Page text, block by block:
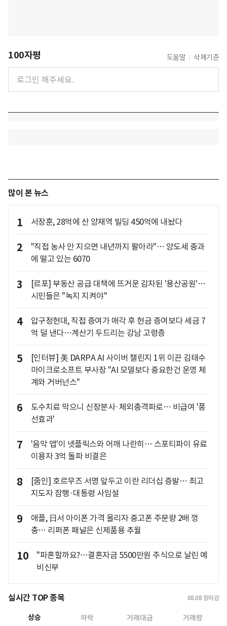
100자평 도움말 삭제기준
많이 본 뉴스
1 서장훈, 28억에 산 양재역 빌딩 450억에 내놨다
2
"직접 농사 안 지으면 내년까지 팔아라"… 양도세 중과
에 떨고 있는 6070
3
[르포] 부동산 공급 대책에 뜨거운 감자된 '용산공원'…
시민들은 "녹지 지켜야"
4
압구정현대, 직접 증여가 매각 후 현금 증여보다 세금 7
억 덜 낸다…계산기 두드리는 강남 고령층
5
[인터뷰] 美 DARPA AI 사이버 챌린지 1위 이끈 김태수
마이크로소프트 부사장 "AI 모델보다 중요한건 운영 체
계와 거버넌스"
6
도수치료 막으니 신장분사·체외충격파로… 비급여 '풍
선효과'
7
'음악 앱'이 넷플릭스와 어깨 나란히… 스포티파이 유료
이용자 3억 돌파 비결은
8
[줌인] 호르무즈 서명 앞두고 이란 리더십 증발… 최고
지도자 잠행·대통령 사임설
9
애플, 日서 아이폰 가격 올리자 중고폰 주문량 2배 껑
충… 리퍼폰 패널은 신제품용 추월
10
"파혼할까요?…결혼자금 5500만원 주식으로 날린 예
비신부
실시간 TOP 종목 08.08 장마감
상승 하락 거래대금 거래량